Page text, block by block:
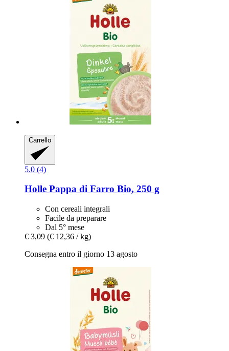
Carrello
5.0 (4)
Holle Pappa di Farro Bio, 250 g
Con cereali integrali
Facile da preparare
Dal 5° mese
€ 3,09 (€ 12,36 / kg)
Consegna entro il giorno 13 agosto